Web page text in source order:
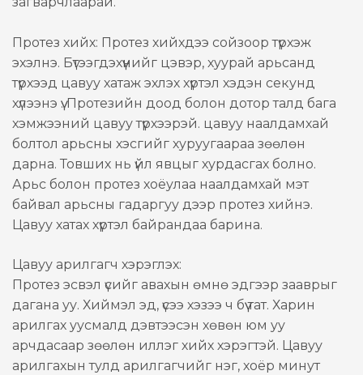
Протез хийх: Протез хийхдээ сойзоор түрхэж
эхэлнэ. Бүтээгдэхүүнийг цэвэр, хуурай арьсанд
түрхээд цавуу хатаж эхлэх хүртэл хэдэн секунд
хүлээнэ үү. Протезийн доод болон дотор талд бага
хэмжээний цавуу түрхээрэй. цавуу наалдамхай
болтол арьсны хэсгийг хуруугаараа зөөлөн
дарна. Товших нь үйл явцыг хурдасгах болно.
Арьс болон протез хоёулаа наалдамхай мэт
байвал арьсны гадаргуу дээр протез хийнэ.
Цавуу хатах хүртэл байрандаа барина.
Цавуу арилгагч хэрэглэх:
Протез эсвэл үсийг авахын өмнө эдгээр зааврыг
дагана уу. Хиймэл эд, үсээ хэзээ ч бүү тат. Харин
арилгах уусмалд дэвтээсэн хөвөн юм уу
арчдасаар зөөлөн иллэг хийх хэрэгтэй. Цавуу
арилгахын тулд арилгагчийг нэг, хоёр минут